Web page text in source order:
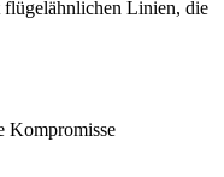
Kompromisse